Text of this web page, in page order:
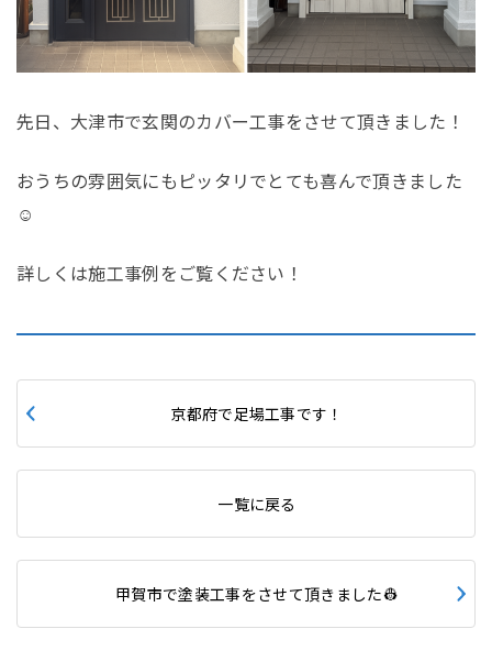
先日、大津市で玄関のカバー工事をさせて頂きました！
おうちの雰囲気にもピッタリでとても喜んで頂きました
☺️
詳しくは施工事例をご覧ください！
京都府で足場工事です！
一覧に戻る
甲賀市で塗装工事をさせて頂きました👷